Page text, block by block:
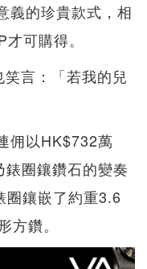
義的珍貴款式，相
可購得。
言：「若我的兒
佣以HK$732萬
錶圈鑲鑽石的變奏
鑲嵌了約重3.6
鑽。